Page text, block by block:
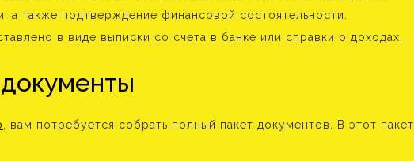
а также подтверждение финансовой состоятельности.
в виде выписки со счета в банке или справки о доходах.
, вам потребуется собрать полный пакет документов. В этот пакет